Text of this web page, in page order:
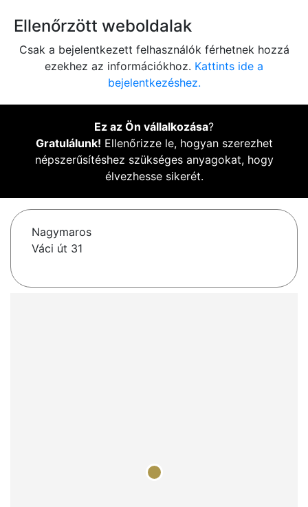
Ellenőrzött weboldalak
Csak a bejelentkezett felhasználók férhetnek hozzá
ezekhez az információkhoz. Kattints ide a
bejelentkezéshez.
Ez az Ön vállalkozása?
Gratulálunk! Ellenőrizze le, hogyan szerezhet
népszerűsítéshez szükséges anyagokat, hogy
élvezhesse sikerét.
Nagymaros
Váci út 31